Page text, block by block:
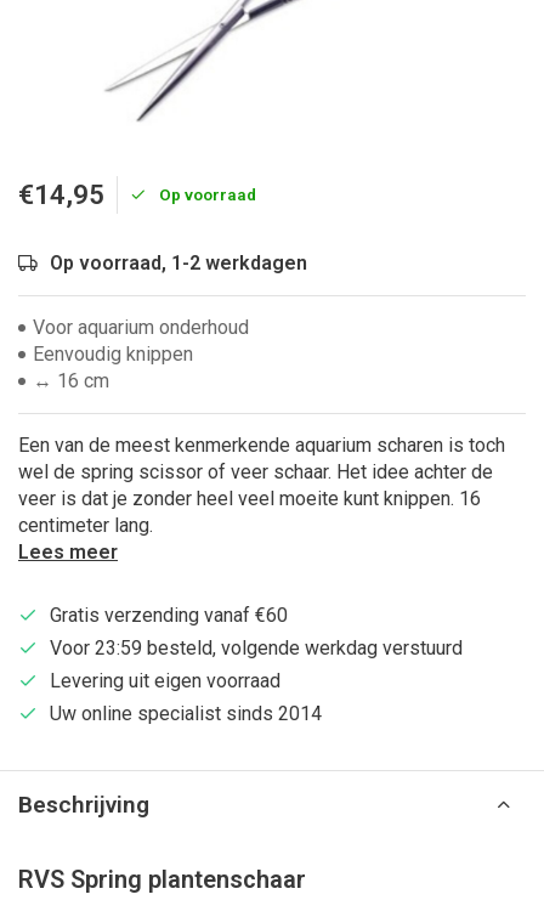
€14,95 Op voorraad
Op voorraad, 1-2 werkdagen
Voor aquarium onderhoud
Eenvoudig knippen
↔ 16 cm
Een van de meest kenmerkende aquarium scharen is toch
wel de spring scissor of veer schaar. Het idee achter de
veer is dat je zonder heel veel moeite kunt knippen. 16
centimeter lang.
Lees meer
Gratis verzending vanaf €60
Voor 23:59 besteld, volgende werkdag verstuurd
Levering uit eigen voorraad
Uw online specialist sinds 2014
Beschrijving
RVS Spring plantenschaar